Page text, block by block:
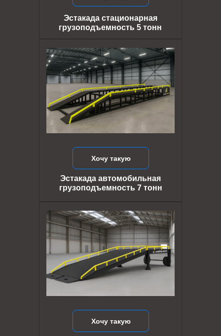
Хочу такую
Хочу такую
Эстакада автомобильная
грузоподъемность 7 тонн
Эстакада стационарная
грузоподъемность 5 тонн